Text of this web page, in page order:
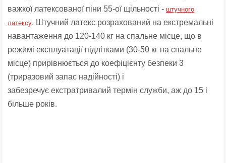
важкої латексованої піни 55-ої щільності - штучного
латексу. Штучний латекс розрахований на екстремальні
навантаження до 120-140 кг на спальне місце, що в
режимі експлуатації підлітками (30-50 кг на спальне
місце) прирівнюється до коефіцієнту безпеки 3
(триразовий запас надійності) і
забезречує екстратривалий термін служби, аж до 15 і
більше років.